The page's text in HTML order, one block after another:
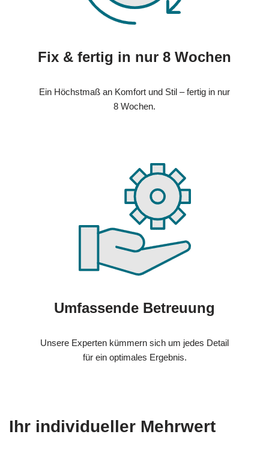
Fix & fertig in nur 8 Wochen
Ein Höchstmaß an Komfort und Stil – fertig in nur
8 Wochen.
Umfassende Betreuung
Unsere Experten kümmern sich um jedes Detail
für ein optimales Ergebnis.
Ihr individueller Mehrwert